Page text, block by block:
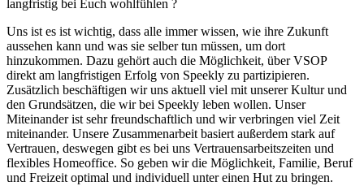
langfristig bei Euch wohlfühlen ?
Uns ist es ist wichtig, dass alle immer wissen, wie ihre Zukunft
aussehen kann und was sie selber tun müssen, um dort
hinzukommen. Dazu gehört auch die Möglichkeit, über VSOP
direkt am langfristigen Erfolg von Speekly zu partizipieren.
Zusätzlich beschäftigen wir uns aktuell viel mit unserer Kultur und
den Grundsätzen, die wir bei Speekly leben wollen. Unser
Miteinander ist sehr freundschaftlich und wir verbringen viel Zeit
miteinander. Unsere Zusammenarbeit basiert außerdem stark auf
Vertrauen, deswegen gibt es bei uns Vertrauensarbeitszeiten und
flexibles Homeoffice. So geben wir die Möglichkeit, Familie, Beruf
und Freizeit optimal und individuell unter einen Hut zu bringen.